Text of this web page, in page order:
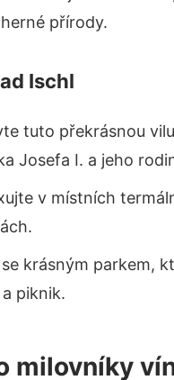
přírody.
Ischl
tuto překrásnou
Josefa I. a jeho
v místních
krásným parkem,
piknik.
milovníky